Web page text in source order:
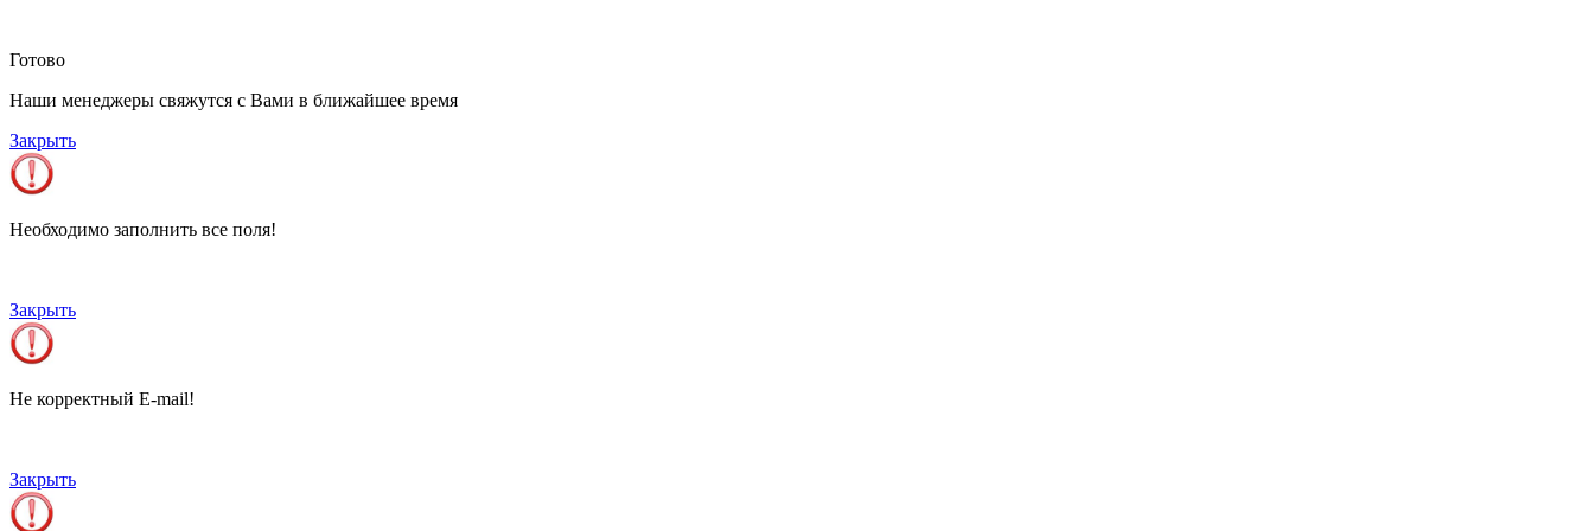
Готово
Наши менеджеры свяжутся с Вами в ближайшее время
Закрыть
Необходимо заполнить все поля!
Закрыть
Не корректный E-mail!
Закрыть